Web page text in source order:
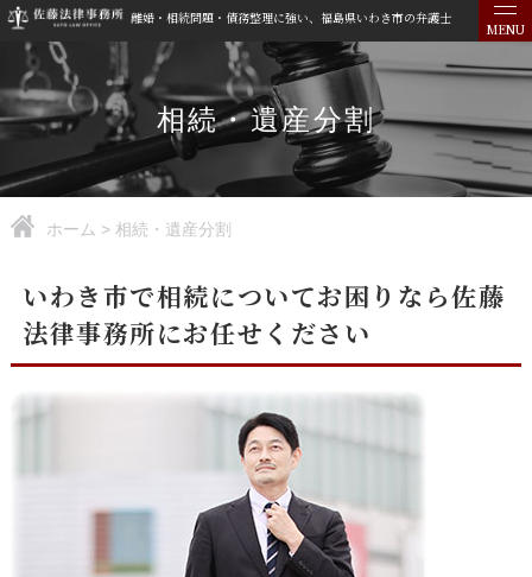
離婚・相続問題・債務整理に強い、福島県いわき市の弁護士
MENU
相続・遺産分割
ホーム > 相続・遺産分割
いわき市で相続についてお困りなら佐藤
法律事務所にお任せください